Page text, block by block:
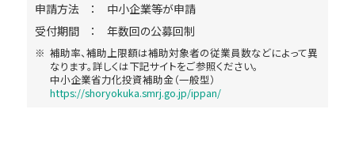
申請方法 ： 中小企業等が申請
受付期間 ： 年数回の公募回制
補助率、補助上限額は補助対象者の従業員数などによって異
なります。詳しくは下記サイトをご参照ください。
中小企業省力化投資補助金（一般型）
https://shoryokuka.smrj.go.jp/ippan/